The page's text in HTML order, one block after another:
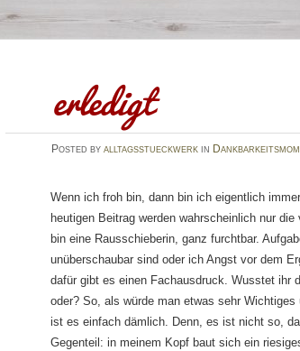
erledigt
Posted by alltagsstueckwerkin
Wenn ich froh bin, dann bin ich eigentlich
heutigen Beitrag werden wahrscheinlich nur
bin eine Rausschieberin, ganz furchtbar.
unüberschaubar sind oder ich Angst vor dem
dafür gibt es einen Fachausdruck. Wusstet ihr
oder? So, als würde man etwas sehr
ist es einfach dämlich. Denn, es ist nicht so,
Gegenteil: in meinem Kopf baut sich ein